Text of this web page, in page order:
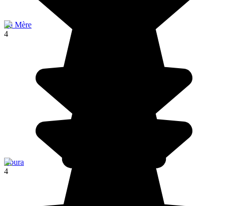
La Mère
4
Roura
4